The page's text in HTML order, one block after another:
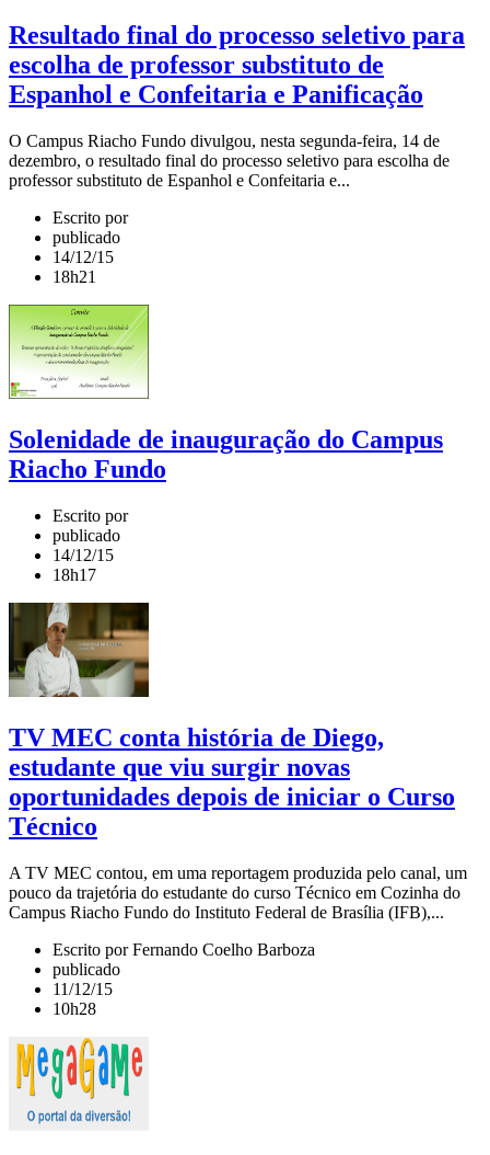
Resultado final do processo seletivo para
escolha de professor substituto de
Espanhol e Confeitaria e Panificação
O Campus Riacho Fundo divulgou, nesta segunda-feira, 14 de
dezembro, o resultado final do processo seletivo para escolha de
professor substituto de Espanhol e Confeitaria e...
Escrito por
publicado
14/12/15
18h21
Solenidade de inauguração do Campus
Riacho Fundo
Escrito por
publicado
14/12/15
18h17
TV MEC conta história de Diego,
estudante que viu surgir novas
oportunidades depois de iniciar o Curso
Técnico
A TV MEC contou, em uma reportagem produzida pelo canal, um
pouco da trajetória do estudante do curso Técnico em Cozinha do
Campus Riacho Fundo do Instituto Federal de Brasília (IFB),...
Escrito por Fernando Coelho Barboza
publicado
11/12/15
10h28